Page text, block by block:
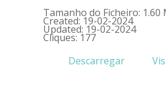
Tamanho do Ficheiro: 1.60
Created: 19-02-2024
Updated: 19-02-2024
Cliques: 177
Descarregar